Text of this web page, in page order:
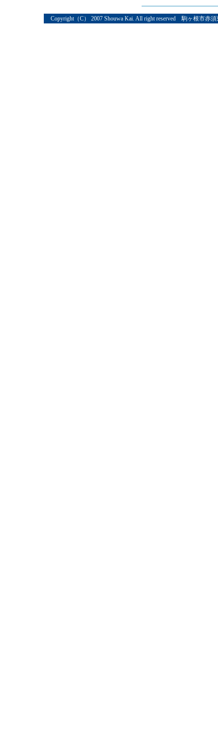
Copyright（C） 2007 Shouwa Kai. All right reserved 駒ヶ根市